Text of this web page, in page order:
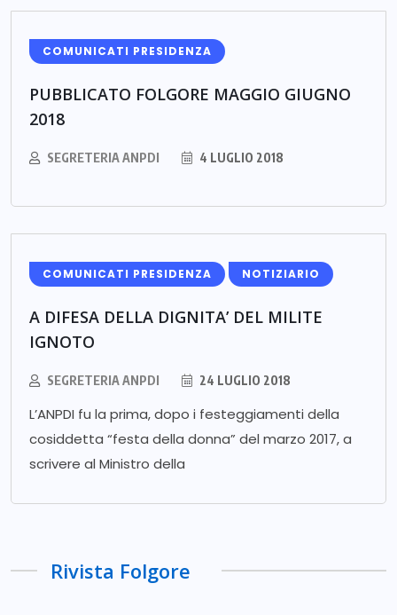
COMUNICATI PRESIDENZA
PUBBLICATO FOLGORE MAGGIO GIUGNO
2018
SEGRETERIA ANPDI 4 LUGLIO 2018
COMUNICATI PRESIDENZA NOTIZIARIO
A DIFESA DELLA DIGNITA’ DEL MILITE
IGNOTO
SEGRETERIA ANPDI 24 LUGLIO 2018
L’ANPDI fu la prima, dopo i festeggiamenti della
cosiddetta “festa della donna” del marzo 2017, a
scrivere al Ministro della
Rivista Folgore